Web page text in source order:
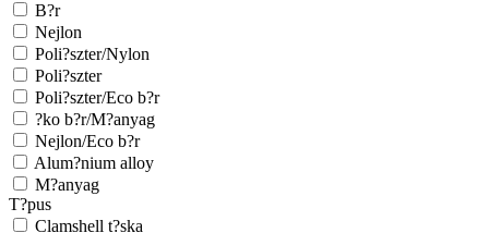
B?r
Nejlon
Poli?szter/Nylon
Poli?szter
Poli?szter/Eco b?r
?ko b?r/M?anyag
Nejlon/Eco b?r
Alum?nium alloy
M?anyag
T?pus
Clamshell t?ska